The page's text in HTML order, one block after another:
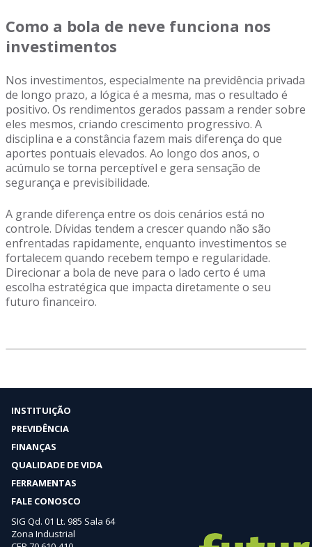
Como a bola de neve funciona nos
investimentos
Nos investimentos, especialmente na previdência privada
de longo prazo, a lógica é a mesma, mas o resultado é
positivo. Os rendimentos gerados passam a render sobre
eles mesmos, criando crescimento progressivo. A
disciplina e a constância fazem mais diferença do que
aportes pontuais elevados. Ao longo dos anos, o
acúmulo se torna perceptível e gera sensação de
segurança e previsibilidade.
A grande diferença entre os dois cenários está no
controle. Dívidas tendem a crescer quando não são
enfrentadas rapidamente, enquanto investimentos se
fortalecem quando recebem tempo e regularidade.
Direcionar a bola de neve para o lado certo é uma
escolha estratégica que impacta diretamente o seu
futuro financeiro.
INSTITUIÇÃO
PREVIDÊNCIA
FINANÇAS
QUALIDADE DE VIDA
FERRAMENTAS
FALE CONOSCO
SIG Qd. 01 Lt. 985 Sala 64
Zona Industrial